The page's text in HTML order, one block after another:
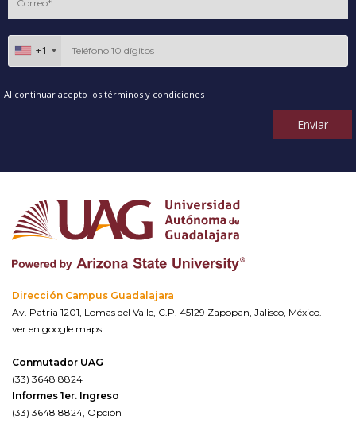
+1
Al continuar acepto los términos y condiciones
Enviar
Dirección Campus Guadalajara
Av. Patria 1201, Lomas del Valle, C.P. 45129 Zapopan, Jalisco, México.
ver en google maps
Conmutador UAG
(33) 3648 8824
Informes 1er. Ingreso
(33) 3648 8824, Opción 1